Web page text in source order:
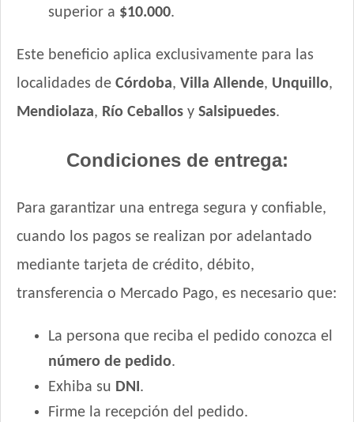
Vitalcan Complete Perro Adulto de Raza Mediana y Grande
Vitalcan Premium Perro Adulto Sabor Cordero
Vitalcan Premium Perro Adulto de Raza Pequeña
Vitalcan Premium Perro Adulto de Raza Pequeña Sabor
Cordero
Vitalcan Therapy Canine Cardiac Health
Vitalcan Therapy Canine Mobility AID
Vitalcan Therapy Canine Obesity Management
Voraz Perros Adultos
Winy Adultos
Xtreme Dog Perro Adulto
Zimpi Perro Adulto
superior a $10.000.
Este beneficio aplica exclusivamente para las
localidades de Córdoba, Villa Allende, Unquillo,
Mendiolaza, Río Ceballos y Salsipuedes.
Condiciones de entrega:
Para garantizar una entrega segura y confiable,
cuando los pagos se realizan por adelantado
mediante tarjeta de crédito, débito,
transferencia o Mercado Pago, es necesario que:
La persona que reciba el pedido conozca el
número de pedido.
Exhiba su DNI.
Firme la recepción del pedido.